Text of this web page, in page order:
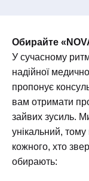
Обирайте
У сучасному
надійної
пропонує
вам отримати
зайвих зусиль.
унікальний,
кожного, хто
обирають: